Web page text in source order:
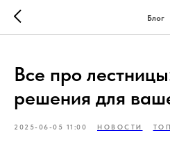
Блог
Все про
решения для
2025-06-05 11:00 НОВОСТИ ТОП